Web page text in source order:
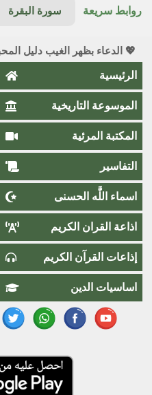
روابط سريعة سورة البقرة
💖 الدعاء بظهر الغيب دليل
الرئيسية
الموسوعة التاريخية
المكتبة المرئية
التفاسير
اسماء اللَّٰه الحسنى
اذاعة القران الكريم
إذاعات القرآن الكريم
اساسيات الدين